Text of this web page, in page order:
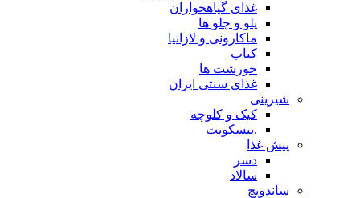
غذای گیاهخواران
پلو و چلو ها
ماکارونی و لازانیا
کباب
خورشت ها
غذای سنتی ایران
شیرینی
کیک و کلوچه
.بیسکویت
پیش غذا
دسر
سالاد
ساندویچ